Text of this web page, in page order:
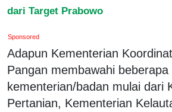
dari Target Prabowo
Sponsored
Adapun Kementerian
Pangan membawahi beberapa
kementerian/badan mulai dari
Pertanian, Kementerian